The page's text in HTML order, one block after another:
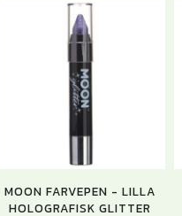
MOON FARVEPEN - LILLA
HOLOGRAFISK GLITTER